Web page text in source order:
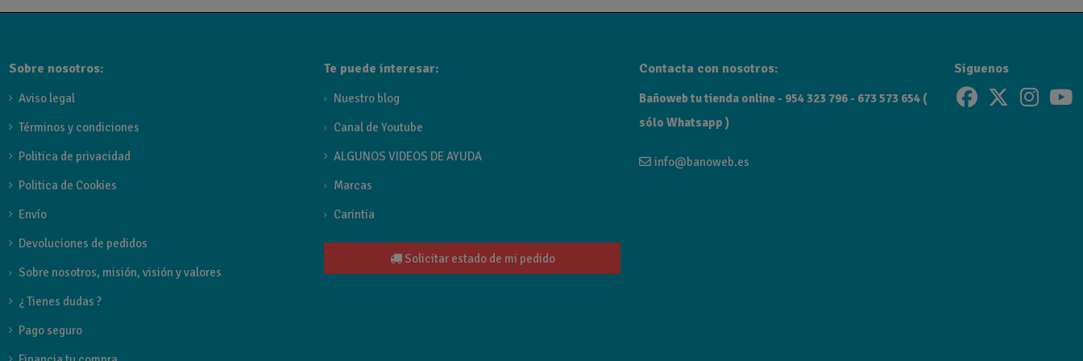
Sobre nosotros:
Aviso legal
Términos y condiciones
Politica de privacidad
Politica de Cookies
Envío
Devoluciones de pedidos
Sobre nosotros, misión, visión y valores
¿ Tienes dudas ?
Pago seguro
Te puede interesar:
Nuestro blog
Canal de Youtube
ALGUNOS VIDEOS DE AYUDA
Marcas
Carintia
Solicitar estado de mi pedido
Contacta con nosotros:
Bañoweb tu tienda online - 954 323 796 - 673 573 654 (
sólo Whatsapp )
info@banoweb.es
Siguenos